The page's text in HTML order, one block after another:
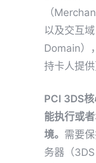
（
以及交互
Domain）
持卡人提
PCI 3DS
能执行或
境。 需要
务器（